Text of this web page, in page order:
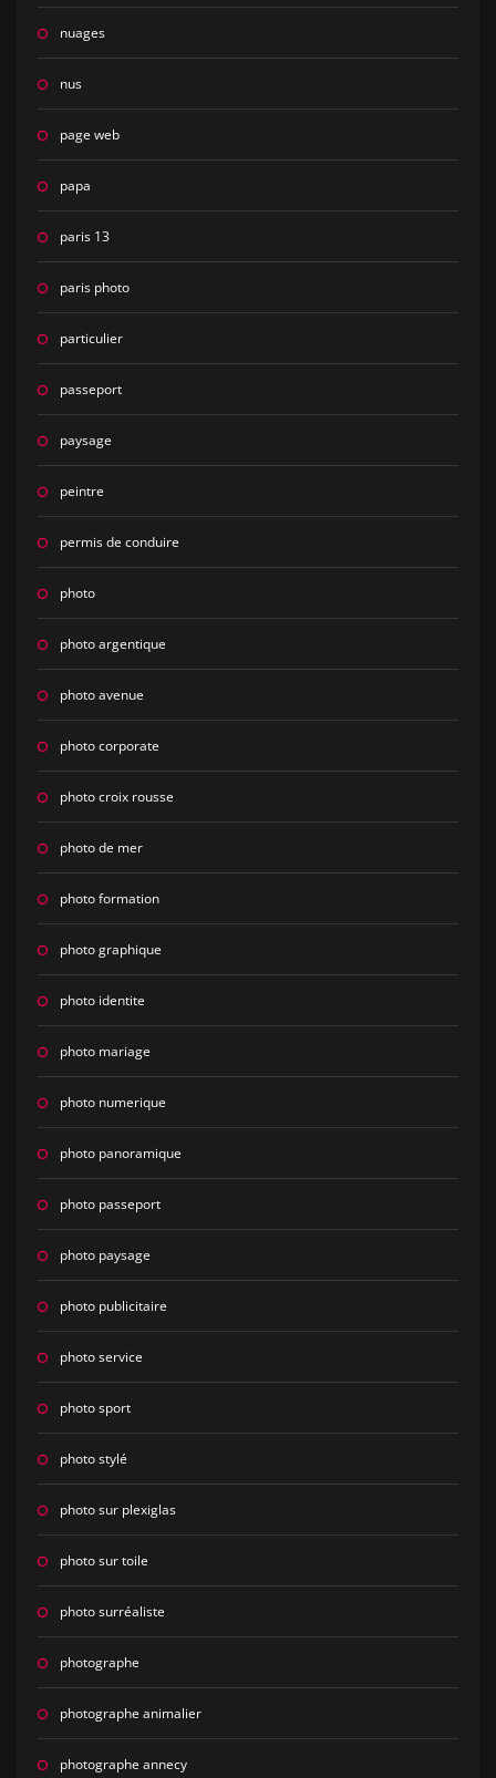
nuages
nus
page web
papa
paris 13
paris photo
particulier
passeport
paysage
peintre
permis de conduire
photo
photo argentique
photo avenue
photo corporate
photo croix rousse
photo de mer
photo formation
photo graphique
photo identite
photo mariage
photo numerique
photo panoramique
photo passeport
photo paysage
photo publicitaire
photo service
photo sport
photo stylé
photo sur plexiglas
photo sur toile
photo surréaliste
photographe
photographe animalier
photographe annecy